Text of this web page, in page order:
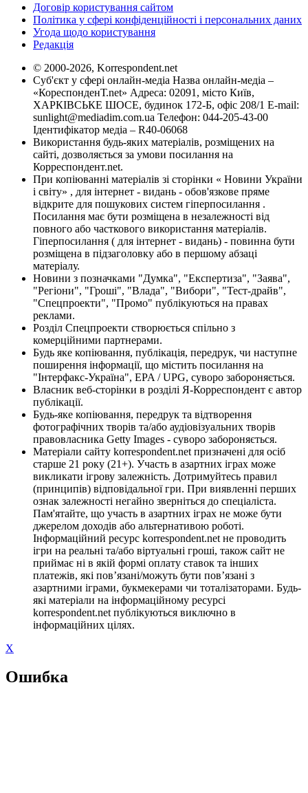
Договір користування сайтом
Політика у сфері конфіденційності і персональних даних
Угода щодо користування
Редакція
© 2000-2026, Korrespondent.net
Суб'єкт у сфері онлайн-медіа Назва онлайн-медіа –
«КореспонденТ.net» Адреса: 02091, місто Київ,
ХАРКІВСЬКЕ ШОСЕ, будинок 172-Б, офіс 208/1 E-mail:
sunlight@mediadim.com.ua Телефон: 044-205-43-00
Ідентифікатор медіа – R40-06068
Використання будь-яких матеріалів, розміщених на
сайті, дозволяється за умови посилання на
Корреспондент.net.
При копіюванні матеріалів зі сторінки « Новини України
і світу» , для інтернет - видань - обов'язкове пряме
відкрите для пошукових систем гіперпосилання .
Посилання має бути розміщена в незалежності від
повного або часткового використання матеріалів.
Гіперпосилання ( для інтернет - видань) - повинна бути
розміщена в підзаголовку або в першому абзаці
матеріалу.
Новини з позначками "Думка", "Експертиза", "Заява",
"Регіони", "Гроші", "Влада", "Вибори", "Тест-драйв",
"Спецпроекти", "Промо" публікуються на правах
реклами.
Розділ Спецпроекти створюється спільно з
комерційними партнерами.
Будь яке копіювання, публікація, передрук, чи наступне
поширення інформації, що містить посилання на
"Інтерфакс-Україна", EPA / UPG, суворо забороняється.
Власник веб-сторінки в розділі Я-Корреспондент є автор
публікації.
Будь-яке копіювання, передрук та відтворення
фотографічних творів та/або аудіовізуальних творів
правовласника Getty Images - суворо забороняється.
Матеріали сайту korrespondent.net призначені для осіб
старше 21 року (21+). Участь в азартних іграх може
викликати ігрову залежність. Дотримуйтесь правил
(принципів) відповідальної гри. При виявленні перших
ознак залежності негайно зверніться до спеціаліста.
Пам'ятайте, що участь в азартних іграх не може бути
джерелом доходів або альтернативою роботі.
Інформаційний ресурс korrespondent.net не проводить
ігри на реальні та/або віртуальні гроші, також сайт не
приймає ні в якій формі оплату ставок та інших
платежів, які пов’язані/можуть бути пов’язані з
азартними іграми, букмекерами чи тоталізаторами. Будь-
які матеріали на інформаційному ресурсі
korrespondent.net публікуються виключно в
інформаційних цілях.
X
Ошибка